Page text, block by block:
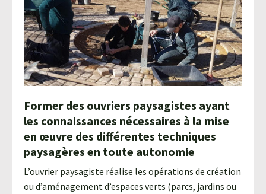
Trouver
sa
voie
Former des ouvriers paysagistes ayant
les connaissances nécessaires à la mise
en œuvre des différentes techniques
paysagères en toute autonomie
L’ouvrier paysagiste réalise les opérations de création
ou d’aménagement d’espaces verts (parcs, jardins ou